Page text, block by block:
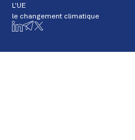
L'UE
le changement climatique